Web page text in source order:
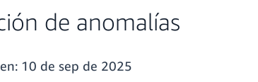
de anomalías
10 de sep de 2025